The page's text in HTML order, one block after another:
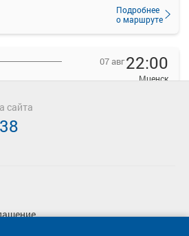
Подробнее
о маршруте
07 авг22:00
Мценск
23:30
сайта